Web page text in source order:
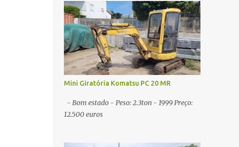
Mini Giratória Komatsu PC 20 MR
- Bom estado - Peso: 2.3ton - 1999 Preço:
12.500 euros